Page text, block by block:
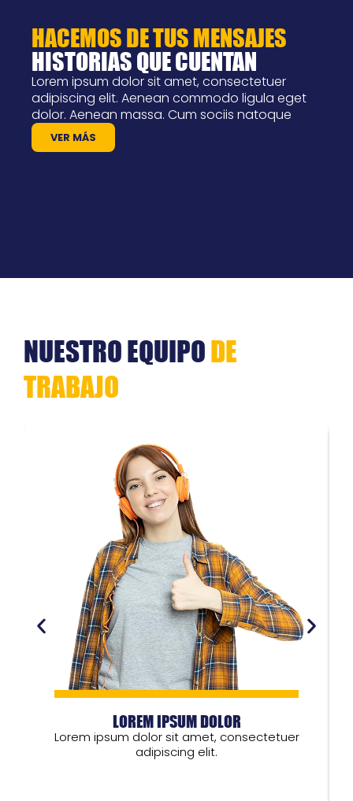
HACEMOS DE TUS MENSAJES
HISTORIAS QUE CUENTAN
Lorem ipsum dolor sit amet, consectetuer
adipiscing elit. Aenean commodo ligula eget
dolor. Aenean massa. Cum sociis natoque
VER MÁS
NUESTRO EQUIPODE
TRABAJO
LOREM IPSUM DOLOR
Lorem ipsum dolor sit amet, consectetuer
adipiscing elit.